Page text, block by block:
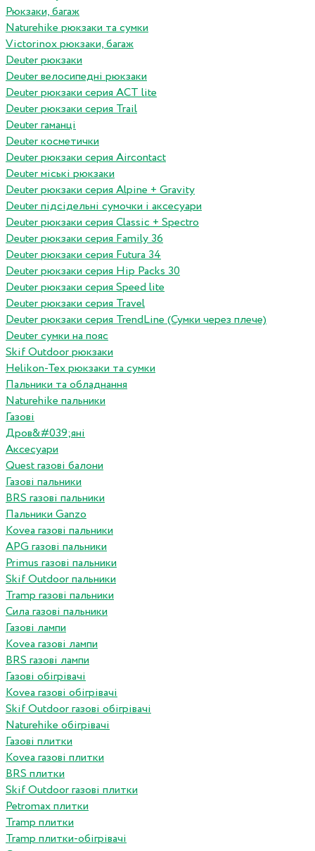
Рюкзаки, багаж
Naturehike рюкзаки та сумки
Victorinox рюкзаки, багаж
Deuter рюкзаки
Deuter велосипедні рюкзаки
Deuter рюкзаки серия ACT lite
Deuter рюкзаки серия Trail
Deuter гаманці
Deuter косметички
Deuter рюкзаки серия Aircontact
Deuter міські рюкзаки
Deuter рюкзаки серия Alpine + Gravity
Deuter підсідельні сумочки і аксесуари
Deuter рюкзаки серия Classic + Spectro
Deuter рюкзаки серия Family 36
Deuter рюкзаки серия Futura 34
Deuter рюкзаки серия Hip Packs 30
Deuter рюкзаки серия Speed lite
Deuter рюкзаки серия Travel
Deuter рюкзаки серия TrendLine (Сумки через плече)
Deuter сумки на пояс
Skif Outdoor рюкзаки
Helikon-Tex рюкзаки та сумки
Пальники та обладнання
Naturehike пальники
Газові
Дров&#039;яні
Аксесуари
Quest газові балони
Газові пальники
BRS газові пальники
Пальники Ganzo
Kovea газові пальники
APG газові пальники
Primus газові пальники
Skif Outdoor пальники
Tramp газові пальники
Сила газові пальники
Газові лампи
Kovea газові лампи
BRS газові лампи
Газові обігрівачі
Kovea газові обігрівачі
Skif Outdoor газові обігрівачі
Naturehike обігрівачі
Газові плитки
Kovea газові плитки
BRS плитки
Skif Outdoor газові плитки
Petromax плитки
Tramp плитки
Tramp плитки-обігрівачі